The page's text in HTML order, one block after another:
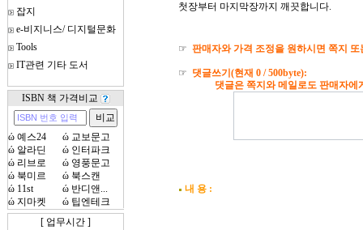
잡지
e-비지니스/ 디지털문화
Tools
IT관련 기타 도서
ISBN 책 가격비교
ώ 예스24 ώ 교보문고
ώ 알라딘 ώ 인터파크
ώ 리브로 ώ 영풍문고
ώ 북미르 ώ 북스캔
ώ 11st ώ 반디앤...
ώ 지마켓 ώ 팁엔테크
[ 업무시간 ]
첫장부터 마지막장까지 깨끗합니다.
☞ 판매자와 가격 조정을 원하시면 쪽지
☞ 댓글쓰기(현재 0 / 500byte):
댓글은 쪽지와 메일로도 판매자에게
내 용 :